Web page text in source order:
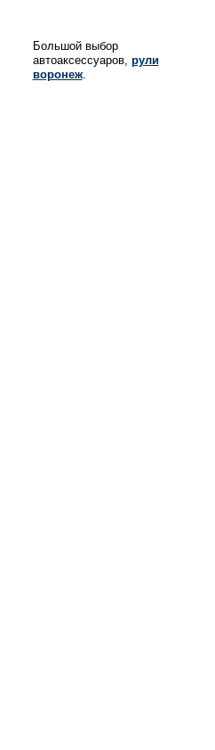
Большой выбор
автоаксессуаров, рули
воронеж.